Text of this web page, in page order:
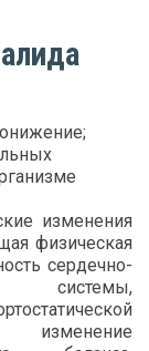
изменения
физическая
сердечно-
системы,
изменение